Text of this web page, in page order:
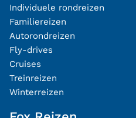
Individuele rondreizen
Familiereizen
Autorondreizen
Fly-drives
Cruises
Treinreizen
Winterreizen